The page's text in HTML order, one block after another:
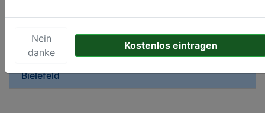
Bielefeld
Nein
danke
Kostenlos eintragen